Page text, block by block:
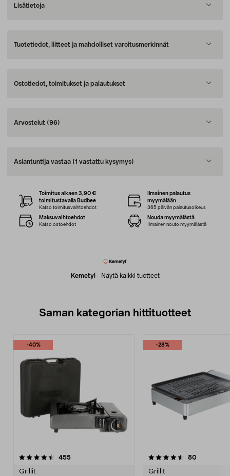
Lisätietoja
Tuotetiedot, liitteet ja mahdolliset varoitusmerkinnät
Ostotiedot, toimitukset ja palautukset
Arvostelut (96)
Asiantuntija vastaa (1 vastattu kysymys)
Kemetyl - Näytä kaikki tuotteet
Toimitus alkaen 3,90 €
toimitustavalla Budbee
Katso toimitusvaihtoehdot
Ilmainen palautus
myymälään
365 päivän palautusoikeus
Maksuvaihtoehdot
Katso ostoehdot
Nouda myymälästä
Ilmainen nouto myymälästä
Saman kategorian hittituotteet
-40%
455arvostelut
Grillit
-28%
4.5 viidestä
80arvostelut
Grillit
4.5 viidestä